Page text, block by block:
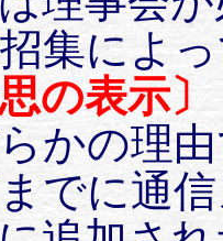
集によ
の表示〕
かの理
でに通